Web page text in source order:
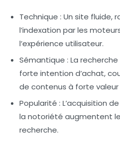
Technique : Un site fluide,
l’indexation par les
l’expérience utilisateur.
Sémantique : La
forte intention d’achat,
de contenus à forte
Popularité : L’acquisition
la notoriété augmentent
recherche.